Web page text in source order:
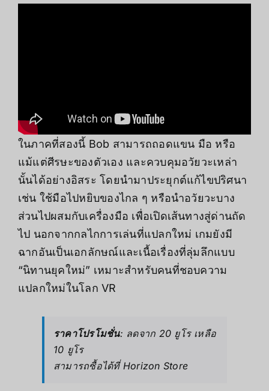
ในภาคที่สองนี้ Bob สามารถถอดแขน มือ หรือ
แม้แต่ศีรษะของตัวเอง และควบคุมอวัยวะเหล่า
นั้นได้อย่างอิสระ โดยนำมาประยุกต์แก้ไขปริศนา
เช่น ใช้มือไปหยิบของไกล ๆ หรือนำอวัยวะบาง
ส่วนไปผสมกับเครื่องมือ เพื่อเปิดเส้นทางสู่ด่านถัด
ไป นอกจากกลไกการเล่นที่แปลกใหม่ เกมยังมี
ฉากอันเป็นเอกลักษณ์และเนื้อเรื่องที่ลุ่มลึกแบบ
“นิทานยุคใหม่” เหมาะสำหรับคนที่ชอบความ
แปลกใหม่ในโลก VR
ราคาโปรโมชั่น: ลดจาก 20 ยูโร เหลือ
10 ยูโร
สามารถซื้อได้ที่ Horizon Store